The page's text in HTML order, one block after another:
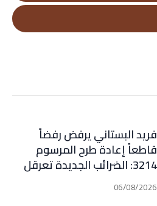
فريد البستاني يرفض رفضاً
قاطعاً إعادة طرح المرسوم
3214: الضرائب الجديدة تعرقل
التعافي الاقتصادي وتناقض
مبدأ الشراكة
06/08/2026